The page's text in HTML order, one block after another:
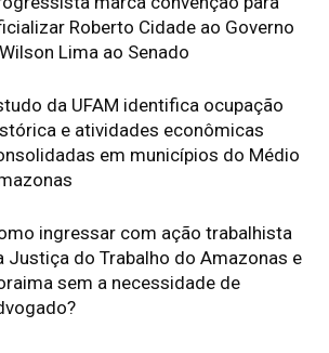
Roberto Cidade ao Governo
Lima ao Senado
da UFAM identifica ocupação
e atividades econômicas
em municípios do Médio
ingressar com ação trabalhista
Justiça do Trabalho do Amazonas e
sem a necessidade de